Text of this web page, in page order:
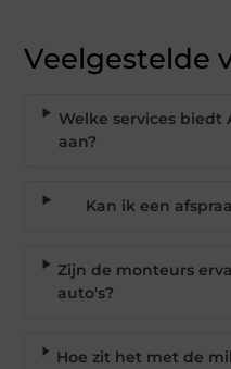
Veelgestelde
Welke services biedt
aan?
Kan ik een
Zijn de monteurs
auto's?
Hoe zit het met de